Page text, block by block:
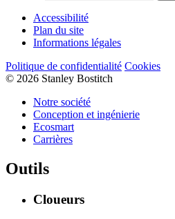
Accessibilité
Plan du site
Informations légales
Politique de confidentialité Cookies
© 2026 Stanley Bostitch
Notre société
Conception et ingénierie
Ecosmart
Carrières
Outils
Cloueurs